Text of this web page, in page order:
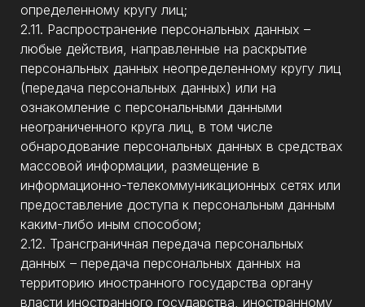
определенному кругу лиц;
2.11. Распространение персональных данных –
любые действия, направленные на раскрытие
персональных данных неопределенному кругу лиц
(передача персональных данных) или на
ознакомление с персональными данными
неограниченного круга лиц, в том числе
обнародование персональных данных в средствах
массовой информации, размещение в
информационно-телекоммуникационных сетях или
предоставление доступа к персональным данным
каким-либо иным способом;
2.12. Трансграничная передача персональных
данных – передача персональных данных на
территорию иностранного государства органу
власти иностранного государства, иностранному